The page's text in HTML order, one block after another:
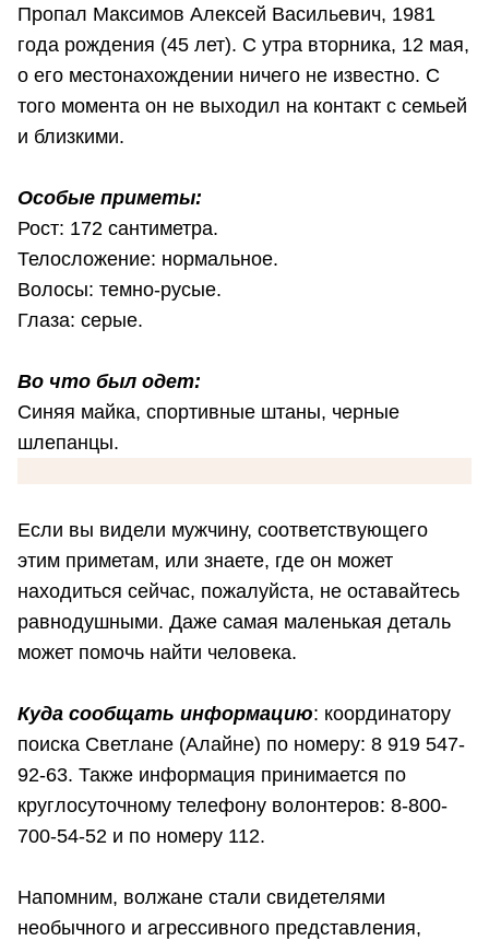
Пропал Максимов Алексей Васильевич, 1981
года рождения (45 лет). С утра вторника, 12 мая,
о его местонахождении ничего не известно. С
того момента он не выходил на контакт с семьей
и близкими.
Особые приметы:
Рост: 172 сантиметра.
Телосложение: нормальное.
Волосы: темно-русые.
Глаза: серые.
Во что был одет:
Синяя майка, спортивные штаны, черные
шлепанцы.
Если вы видели мужчину, соответствующего
этим приметам, или знаете, где он может
находиться сейчас, пожалуйста, не оставайтесь
равнодушными. Даже самая маленькая деталь
может помочь найти человека.
Куда сообщать информацию: координатору
поиска Светлане (Алайне) по номеру: 8 919 547-
92-63. Также информация принимается по
круглосуточному телефону волонтеров: 8-800-
700-54-52 и по номеру 112.
Напомним, волжане стали свидетелями
необычного и агрессивного представления,